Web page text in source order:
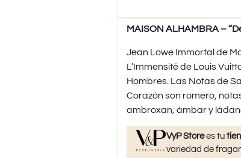
MAISON ALHAMBRA –
Jean Lowe Immortal de
L’Immensité de Louis
Hombres. Las Notas de
Corazón son romero,
ambroxan, ámbar y
VyP Storees tu
variedad de